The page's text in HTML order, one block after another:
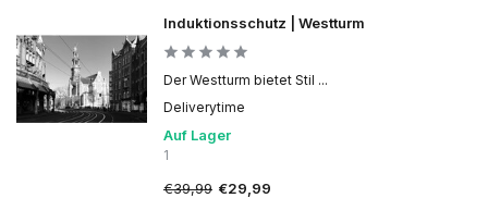
Induktionsschutz | Westturm
Der Westturm bietet Stil ...
Deliverytime
Auf Lager
1
€39,99 €29,99